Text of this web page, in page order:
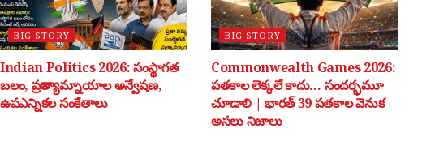
BIG STORY
Indian Politics 2026: సంస్థాగత
బలం, ప్రత్యామ్నాయాల అన్వేషణ,
ఉపఎన్నికల సంకేతాలు
BIG STORY
Commonwealth Games 2026:
పతకాల లెక్కలే కాదు… సందర్భమూ
చూడాలి | భారత్ 39 పతకాల వెనుక
అసలు నిజాలు